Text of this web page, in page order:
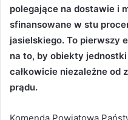
polegające na dostawie i
sfinansowane w stu
jasielskiego. To pierwszy
na to, by obiekty jednostki
całkowicie niezależne od
prądu.